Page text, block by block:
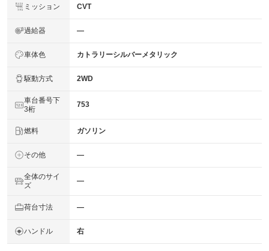
ミッション CVT
過給器 ―
車体色 カトラリーシルバーメタリック
駆動方式 2WD
車台番号下
3桁
753
燃料 ガソリン
その他 ―
全体のサイ
ズ
―
荷台寸法 ―
ハンドル 右